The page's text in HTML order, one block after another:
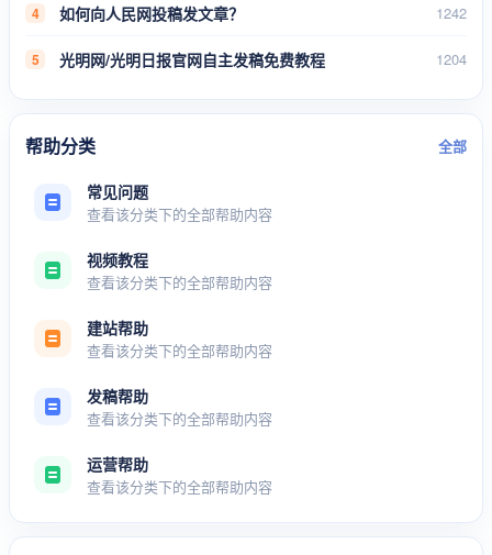
4 如何向人民网投稿发文章？ 1242
5 光明网/光明日报官网自主发稿免费教程 1204
帮助分类 全部
常见问题
查看该分类下的全部帮助内容
视频教程
查看该分类下的全部帮助内容
建站帮助
查看该分类下的全部帮助内容
发稿帮助
查看该分类下的全部帮助内容
运营帮助
查看该分类下的全部帮助内容